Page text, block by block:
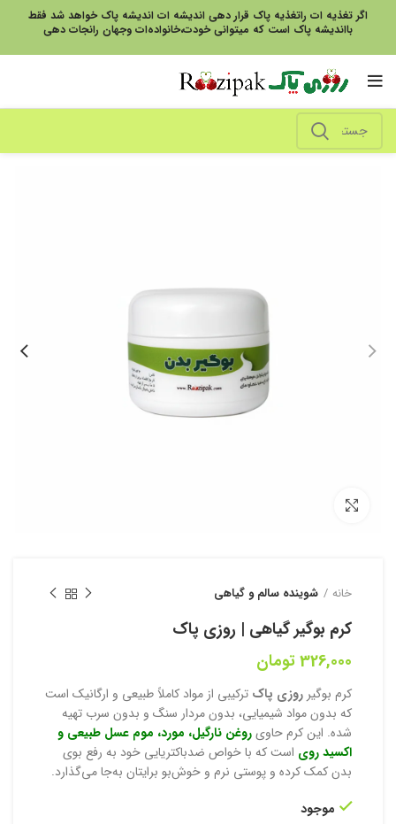
اگر تغذیه ات راتغذیه پاک قرار دهی اندیشه ات اندیشه پاک خواهد شد فقط
بااندیشه پاک است که میتوانی خودت،خانواده‌ات وجهان رانجات دهی
خانه شوینده سالم و گیاهی
کرم بوگیر گیاهی | روزی پاک
326,000تومان
کرم بوگیر روزی پاک ترکیبی از مواد کاملاً طبیعی و ارگانیک است
که بدون مواد شیمیایی، بدون مردار سنگ و بدون سرب تهیه
شده. این کرم حاویروغن نارگیل، مورد، موم عسل طبیعی و
اکسید روی است که با خواص ضدباکتریایی خود به رفع بوی
بدن کمک کرده و پوستی نرم و خوش‌بو برایتان به‌جا می‌گذارد.
موجود